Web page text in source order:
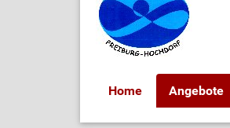
Home Angebote